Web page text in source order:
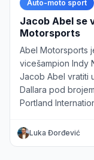
Auto-moto sport
Jacob Abel se
Motorsports
Abel Motorsports
vicešampion Indy
Jacob Abel vratiti
Dallara pod
Portland
Luka Đorđević